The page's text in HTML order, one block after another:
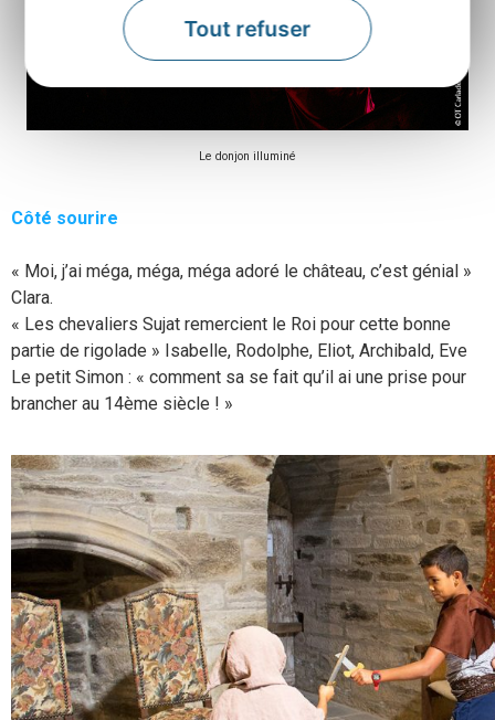
Tout refuser
Le donjon illuminé
Côté sourire
« Moi, j’ai méga, méga, méga adoré le château, c’est génial »
Clara.
« Les chevaliers Sujat remercient le Roi pour cette bonne
partie de rigolade » Isabelle, Rodolphe, Eliot, Archibald, Eve
Le petit Simon : « comment sa se fait qu’il ai une prise pour
brancher au 14ème siècle ! »